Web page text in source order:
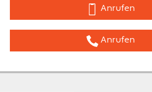
Anrufen
Anrufen